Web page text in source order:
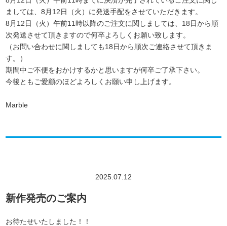
ましては、8月12日（火）に発送手配をさせていただきます。
8月12日（火）午前11時以降のご注文に関しましては、18日から順
次発送させて頂きますので何卒よろしくお願い致します。
（お問い合わせに関しましても18日から順次ご連絡させて頂きま
す。）
期間中ご不便をおかけするかと思いますが何卒ご了承下さい。
今後ともご愛顧のほどよろしくお願い申し上げます。
Marble
2025.07.12
新作発売のご案内
お待たせいたしました！！